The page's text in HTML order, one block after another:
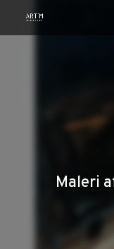
Maleri